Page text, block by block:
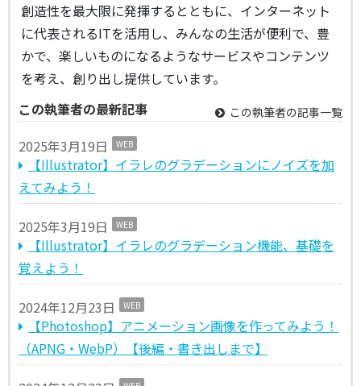
創造性を最大限に発揮するとともに、インターネット
に代表されるITを活用し、みんなの生活が便利で、豊
かで、楽しいものになるようなサービスやコンテンツ
を考え、創り出し提供しています。
この執筆者の最新記事
この執筆者の記事一覧
2025年3月19日 WEB
【Illustrator】イラレのグラデーションにノイズを加
えてみよう！
2025年3月19日 WEB
【Illustrator】イラレのグラデーション機能、基礎を
覚えよう！
2024年12月23日 WEB
【Photoshop】アニメーション画像を作ってみよう！
（APNG・WebP）【後編・書き出しまで】